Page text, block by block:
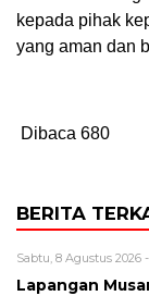
kepada pihak
yang aman dan
Dibaca 680
BERITA
Sabtu, 8 Agustus 2026
Lapangan